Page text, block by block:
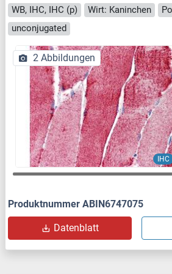
WB, IHC, IHC (p)
Wirt: Kaninchen
unconjugated
IHC
2 Abbildungen
Produktnummer ABIN6747075
Datenblatt